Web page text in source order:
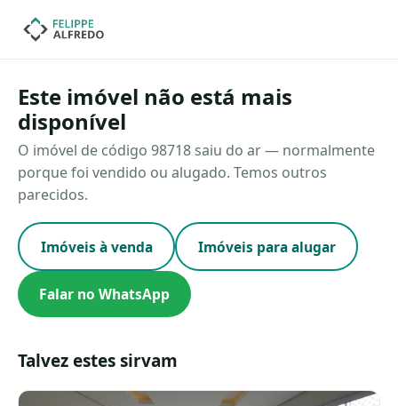
Este imóvel não está mais
disponível
O imóvel de código 98718 saiu do ar — normalmente
porque foi vendido ou alugado. Temos outros
parecidos.
Imóveis à venda Imóveis para alugar
Falar no WhatsApp
Talvez estes sirvam